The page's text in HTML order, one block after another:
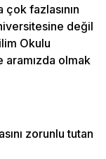
çok fazlasının
değil
Okulu
aramızda olmak
zorunlu tutan